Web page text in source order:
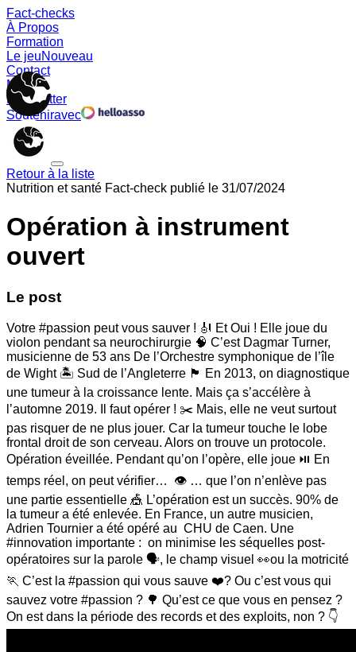
Fact-checks
À Propos
Formation
Le jeuNouveau
Contact
Memes
Newsletter
Souteniravec
Retour à la liste
Nutrition et santé Fact-check publié le 31/07/2024
Opération à instrument
ouvert
Le post
Votre #passion peut vous sauver ! 🎻 Et Oui ! Elle joue du
violon pendant sa neurochirurgie 🧠 C’est Dagmar Turner,
musicienne de 53 ans De l’Orchestre symphonique de l’île
de Wight 🏝️ Sud de l’Angleterre 🏴󠁧󠁢󠁥󠁮󠁧󠁿 En 2013, on diagnostique
une tumeur à la croissance lente. Mais ça s’accélère à
l’automne 2019. Il faut opérer ! ✂️ Mais, elle ne veut surtout
pas risquer de ne plus jouer. Car la tumeur touche le lobe
frontal droit de son cerveau. Alors on trouve un protocole.
Opération éveillée. Pendant qu’on l’opère, elle joue ⏯️ En
temps réel, on peut vérifier… 👁️ … que l’on n’enlève pas
une partie essentielle 🎪 L’opération est un succès. 90% de
la tumeur a été enlevée. En France, un autre musicien,
Adrien Tournier a été opéré au CHU de Caen. Une
#innovation importante : on minimise les séquelles post-
opératoires sur la parole 🗣️, le champ visuel 👀ou la motricité
🏃 C’est la #passion qui vous sauve ❤️? Ou c’est vous qui
sauvez votre #passion ? 🌳 Qu’est ce que vous en pensez ?
On est dans la période des records et des exploits, non ? 👇